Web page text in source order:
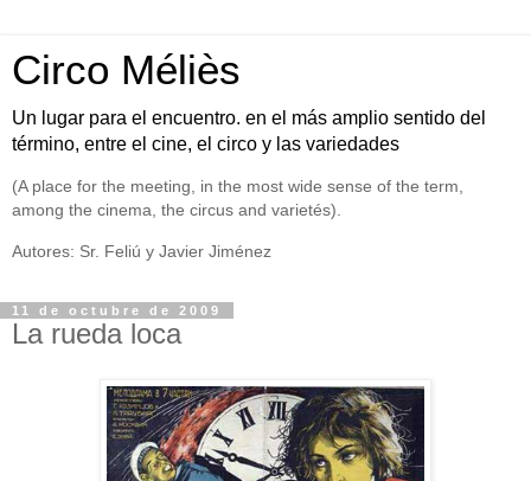
Circo Méliès
Un lugar para el encuentro. en el más amplio sentido del
término, entre el cine, el circo y las variedades
(A place for the meeting, in the most wide sense of the term,
among the cinema, the circus and varietés).
Autores: Sr. Feliú y Javier Jiménez
11 de octubre de 2009
La rueda loca